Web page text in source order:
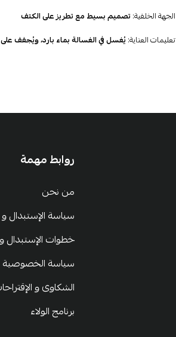
الجهة الخلفية: تصميم بسيط مع تطريز على الكتف
تعليمات العناية: يُغسل في الغسالة بماء بارد، ويُجفف
روابط مهمة
من نحن
سياسة الإستبدال و
خطوات الإستبدال و
سياسة الخصوصية
الشكاوى و
برنامج الولاء